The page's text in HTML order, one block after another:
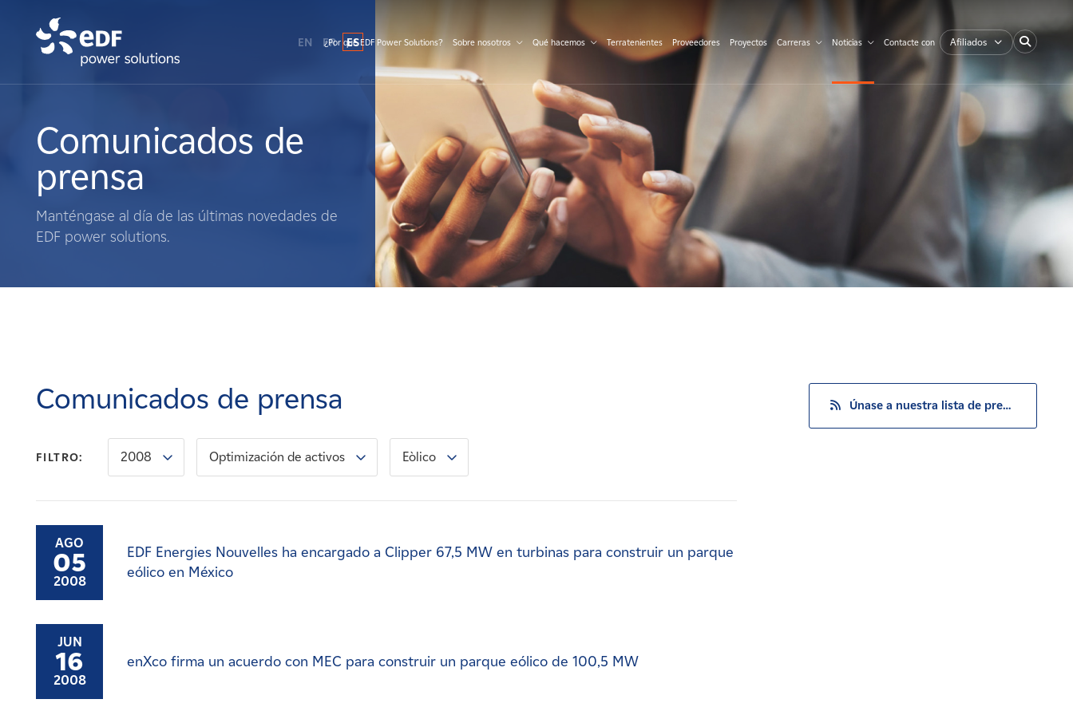
Qué hacemos
Terratenientes
Noticias
Contacte con
EN FR ES
¿Por qué EDF Power Solutions? Sobre nosotros Qué hacemos Terratenientes Proveedores Proyectos Carreras Noticias Contacte con Afiliados
Comunicados de
prensa
Manténgase al día de las últimas novedades de
EDF power solutions.
Comunicados de prensa
FILTRO: 2008 Optimización de activos Eòlico
AGO
05
2008
EDF Energies Nouvelles ha encargado a Clipper 67,5 MW en turbinas para construir un parque
eólico en México
JUN
16
2008
enXco firma un acuerdo con MEC para construir un parque eólico de 100,5 MW
Únase a nuestra lista de prensa